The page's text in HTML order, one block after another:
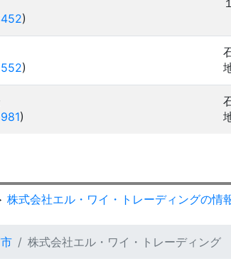
)
)
)
株式会社エル・ワイ・トレーディングの情
株式会社エル・ワイ・トレーディング